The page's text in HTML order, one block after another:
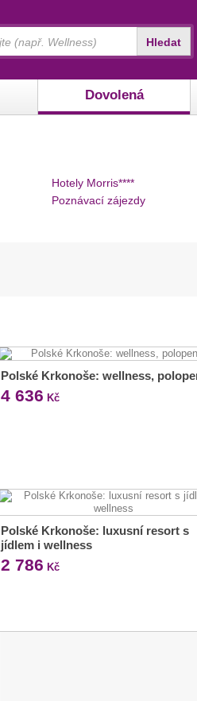
Dovolená
Hledat
Hotely Morris****
Poznávací zájezdy
Polské Krkonoše: wellness,
4 636 Kč
Polské Krkonoše: luxusní resort s
jídlem i wellness
2 786 Kč